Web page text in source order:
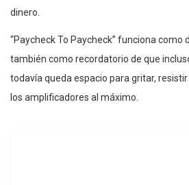
dinero.
“Paycheck To Paycheck” funciona como
también como recordatorio de que
todavía queda espacio para gritar,
los amplificadores al máximo.